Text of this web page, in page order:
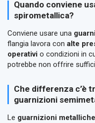
Quando conviene
spirometallica?
Conviene usare una
flangia lavora con alte
operativi o condizioni in
potrebbe non offrire
Che differenza c’è
guarnizioni
Le guarnizioni metalliche